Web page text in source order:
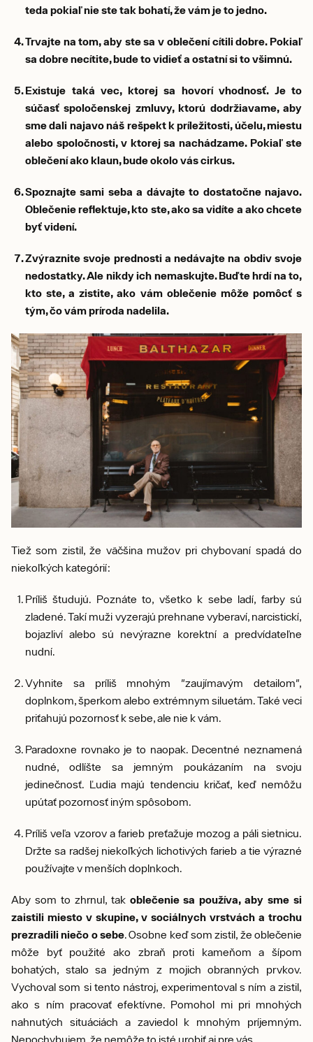
teda pokiaľ nie ste tak bohatí, že vám je to jedno.
Trvajte na tom, aby ste sa v oblečení cítili dobre. Pokiaľ
sa dobre necítite, bude to vidieť a ostatní si to všimnú.
Existuje taká vec, ktorej sa hovorí vhodnosť. Je to
súčasť spoločenskej zmluvy, ktorú dodržiavame, aby
sme dali najavo náš rešpekt k príležitosti, účelu, miestu
alebo spoločnosti, v ktorej sa nachádzame. Pokiaľ ste
oblečení ako klaun, bude okolo vás cirkus.
Spoznajte sami seba a dávajte to dostatočne najavo.
Oblečenie reflektuje, kto ste, ako sa vidíte a ako chcete
byť videní.
Zvýraznite svoje prednosti a nedávajte na obdiv svoje
nedostatky. Ale nikdy ich nemaskujte. Buďte hrdí na to,
kto ste, a zistite, ako vám oblečenie môže pomôcť s
tým, čo vám príroda nadelila.
Tiež som zistil, že väčšina mužov pri chybovaní spadá do
niekoľkých kategórií:
Príliš študujú. Poznáte to, všetko k sebe ladí, farby sú
zladené. Takí muži vyzerajú prehnane vyberaví, narcistickí,
bojazliví alebo sú nevýrazne korektní a predvídateľne
nudní.
Vyhnite sa príliš mnohým "zaujímavým detailom",
doplnkom, šperkom alebo extrémnym siluetám. Také veci
priťahujú pozornosť k sebe, ale nie k vám.
Paradoxne rovnako je to naopak. Decentné neznamená
nudné, odlíšte sa jemným poukázaním na svoju
jedinečnosť. Ľudia majú tendenciu kričať, keď nemôžu
upútať pozornosť iným spôsobom.
Príliš veľa vzorov a farieb preťažuje mozog a páli sietnicu.
Držte sa radšej niekoľkých lichotivých farieb a tie výrazné
používajte v menších doplnkoch.
Aby som to zhrnul, tak oblečenie sa používa, aby sme si
zaistili miesto v skupine, v sociálnych vrstvách a trochu
prezradili niečo o sebe. Osobne keď som zistil, že oblečenie
môže byť použité ako zbraň proti kameňom a šípom
bohatých, stalo sa jedným z mojich obranných prvkov.
Vychoval som si tento nástroj, experimentoval s ním a zistil,
ako s ním pracovať efektívne. Pomohol mi pri mnohých
nahnutých situáciách a zaviedol k mnohým príjemným.
Nepochybujem, že nemôže to isté urobiť aj pre vás.